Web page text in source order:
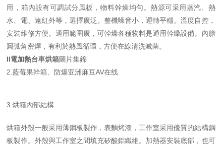
用，箱內設有可調試分風板，物料幹燥均勻。熱源可采用蒸汽、熱
水、電、遠紅外等，選擇廣泛。整機噪音小，運轉平穩。溫度自控，
安裝維修方便。適用範圍廣，可幹燥各種物料是通用幹燥設備。內膽
圓弧角密焊，有利於熱風循環，方便在線清洗滅菌。
II電加熱台車烘箱圖片集錦
2.藍莓果幹箱、防爆亚洲麻豆AV在线
3.烘箱內部結構
烘箱外殼一般采用薄鋼板製作，表麵烤漆，工作室采用優質的結構鋼
板製作。外殼與工作室之間填充矽酸鋁纖維。加熱器安裝底部，也可